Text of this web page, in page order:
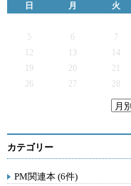
日 月 火
5
6 7
12
13 14
19
20 21
26
27 28
カテゴリー
PM関連本 (6件)